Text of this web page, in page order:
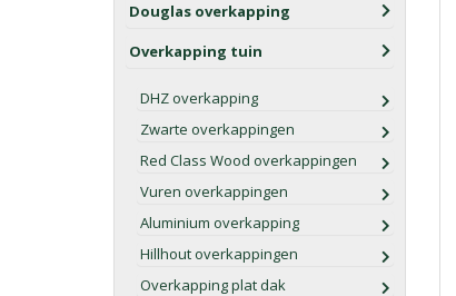
Douglas overkapping
Overkapping tuin
DHZ overkapping
Zwarte overkappingen
Red Class Wood overkappingen
Vuren overkappingen
Aluminium overkapping
Hillhout overkappingen
Overkapping plat dak